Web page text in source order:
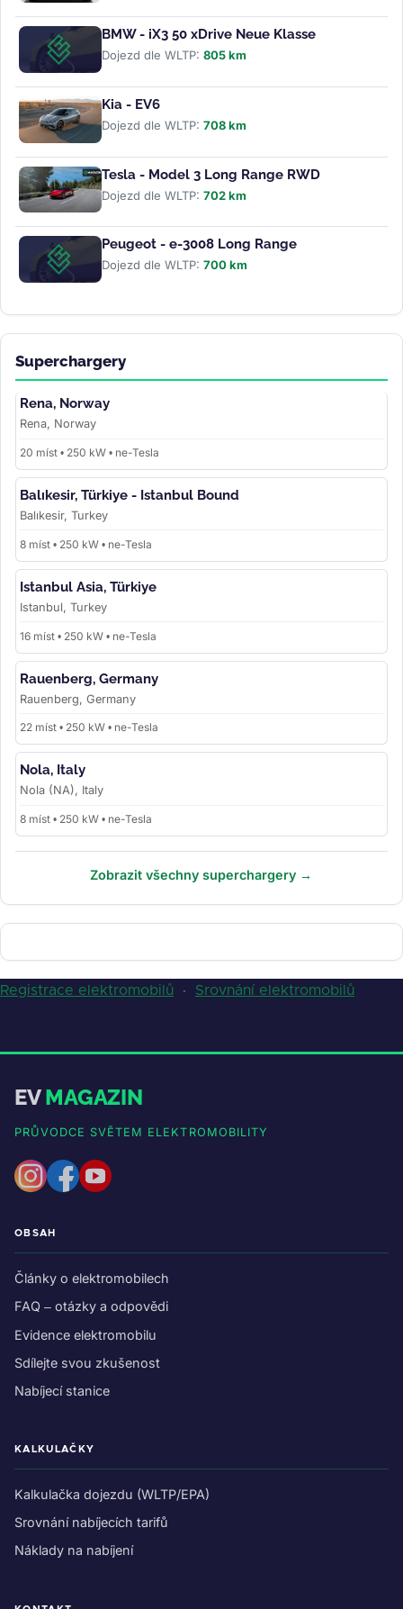
BMW - iX3 50 xDrive Neue Klasse
Dojezd dle WLTP: 805 km
Kia - EV6
Dojezd dle WLTP: 708 km
Tesla - Model 3 Long Range RWD
Dojezd dle WLTP: 702 km
Peugeot - e-3008 Long Range
Dojezd dle WLTP: 700 km
Superchargery
Rena, Norway
Rena, Norway
20 míst • 250 kW • ne-Tesla
Balıkesir, Türkiye - Istanbul Bound
Balıkesir, Turkey
8 míst • 250 kW • ne-Tesla
Istanbul Asia, Türkiye
Istanbul, Turkey
16 míst • 250 kW • ne-Tesla
Rauenberg, Germany
Rauenberg, Germany
22 míst • 250 kW • ne-Tesla
Nola, Italy
Nola (NA), Italy
8 míst • 250 kW • ne-Tesla
Zobrazit všechny superchargery →
Registrace elektromobilů · Srovnání elektromobilů
EVMAGAZIN
PRŮVODCE SVĚTEM ELEKTROMOBILITY
OBSAH
Články o elektromobilech
FAQ – otázky a odpovědi
Evidence elektromobilu
Sdílejte svou zkušenost
Nabíjecí stanice
KALKULAČKY
Kalkulačka dojezdu (WLTP/EPA)
Srovnání nabíjecích tarifů
Náklady na nabíjení